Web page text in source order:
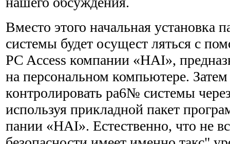
Вместо этого начальная установка
системы будет осущест ляться с
PC Access компании «HAI»,
на персональном компьютере.
контролировать pa6№ системы
используя прикладной пакет
пании «HAI». Естественно, что не